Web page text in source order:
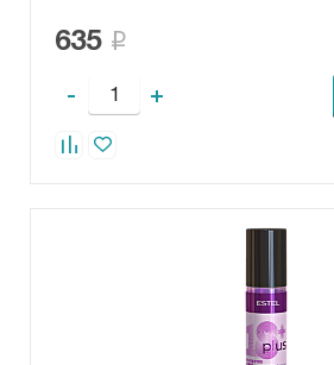
635
- +